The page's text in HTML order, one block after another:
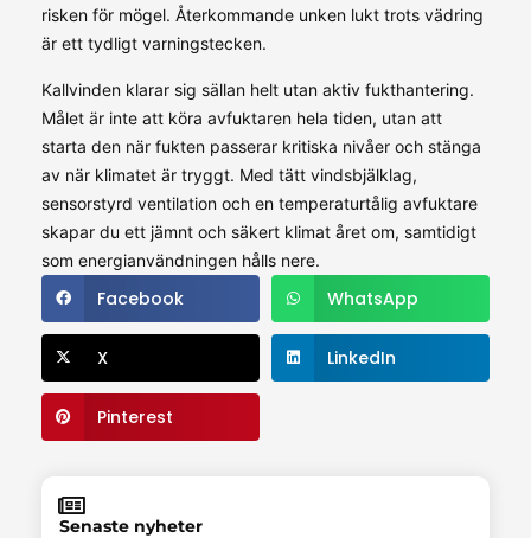
risken för mögel. Återkommande unken lukt trots vädring
är ett tydligt varningstecken.
Kallvinden klarar sig sällan helt utan aktiv fukthantering.
Målet är inte att köra avfuktaren hela tiden, utan att
starta den när fukten passerar kritiska nivåer och stänga
av när klimatet är tryggt. Med tätt vindsbjälklag,
sensorstyrd ventilation och en temperaturtålig avfuktare
skapar du ett jämnt och säkert klimat året om, samtidigt
som energianvändningen hålls nere.
Facebook WhatsApp
X LinkedIn
Pinterest
Senaste nyheter